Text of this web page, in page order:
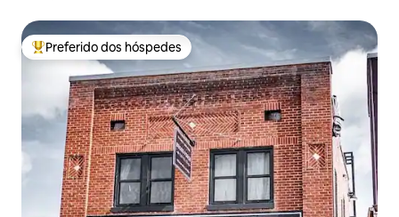
Entre os melhores preferidos dos hóspedes
Preferido dos hóspedes